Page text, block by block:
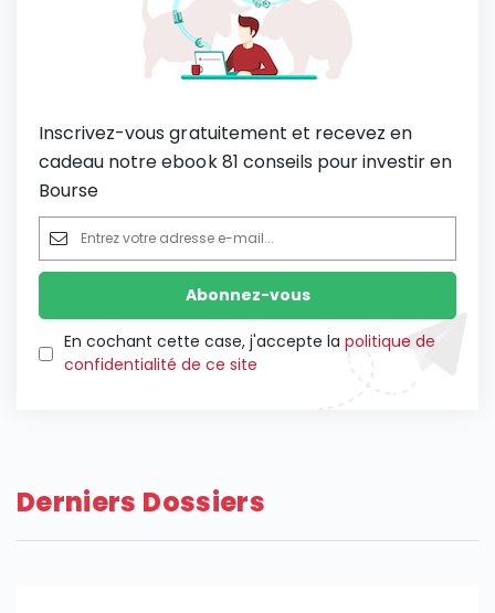
Inscrivez-vous gratuitement et recevez en
cadeau notre ebook 81 conseils pour investir en
Bourse
En cochant cette case, j'accepte la politique de
confidentialité de ce site
Derniers Dossiers